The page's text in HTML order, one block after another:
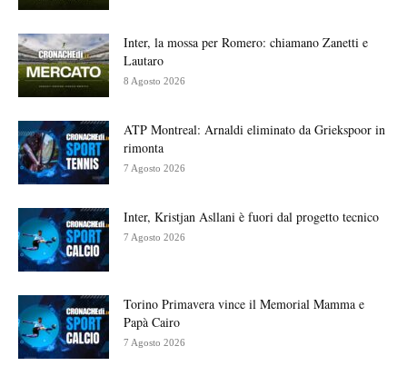
Inter, la mossa per Romero: chiamano Zanetti e
Lautaro
8 Agosto 2026
ATP Montreal: Arnaldi eliminato da Griekspoor in
rimonta
7 Agosto 2026
Inter, Kristjan Asllani è fuori dal progetto tecnico
7 Agosto 2026
Torino Primavera vince il Memorial Mamma e
Papà Cairo
7 Agosto 2026